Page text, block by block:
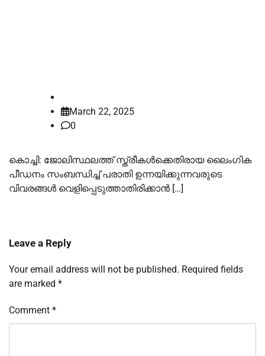
March 22, 2025
0
കൊച്ചി: ജോലിസ്ഥലത്ത് സ്ത്രീകൾക്കെതിരായ ലൈംഗിക
പീഡനം സംബന്ധിച്ച് പരാതി ഉന്നയിക്കുന്നവരുടെ
വിവരങ്ങൾ വെളിപ്പെടുത്താതിരിക്കാൻ […]
Leave a Reply
Your email address will not be published. Required fields
are marked *
Comment *